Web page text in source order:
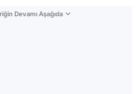
Devamı Aşağıda